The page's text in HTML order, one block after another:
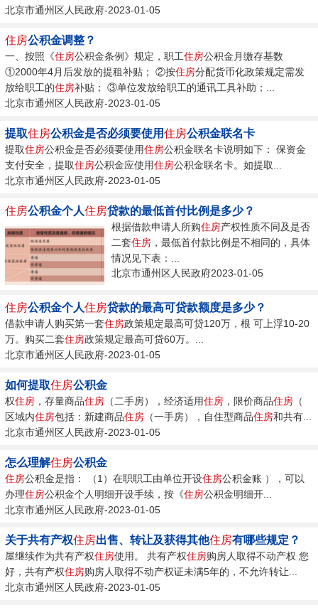
北京市通州区人民政府-2023-01-05
住房公积金调整？
一、按照《住房公积金条例》规定，职工住房公积金月缴存基数
①2000年4月后发放的提租补贴； ②按住房分配货币化政策规定需发
放给职工的住房补贴； ③单位发放给职工的通讯工具补助；...
北京市通州区人民政府-2023-01-05
提取住房公积金是否必须要使用住房公积金联名卡
提取住房公积金是否必须要使用住房公积金联名卡说明如下： 保资金
支付安全，提取住房公积金应使用住房公积金联名卡。如提取...
北京市通州区人民政府-2023-01-05
住房公积金个人住房贷款的最低首付比例是多少？
根据借款申请人所购住房产权性质不同及是否
二套住房 ，最低首付款比例是不相同的，具体
情况见下表：...
北京市通州区人民政府2023-01-05
住房公积金个人住房贷款的最高可贷款额度是多少？
借款申请人购买第一套住房政策规定最高可贷120万，根 可上浮10-20
万。购买二套住房政策规定最高可贷60万。...
北京市通州区人民政府-2023-01-05
如何提取住房公积金
权住房 ，存量商品住房 （二手房），经济适用住房 ，限价商品住房 （
区域内住房包括：新建商品住房 （一手房），自住型商品住房和共有...
北京市通州区人民政府-2023-01-05
怎么理解住房公积金
住房公积金是指： （1）在职职工由单位开设住房公积金账 ），可以
办理住房公积金个人明细开设手续，按《住房公积金明细开...
北京市通州区人民政府-2023-01-05
关于共有产权住房出售、转让及获得其他住房有哪些规定？
屋继续作为共有产权住房使用。 共有产权住房购房人取得不动产权 您
好，共有产权住房购房人取得不动产权证未满5年的，不允许转让...
北京市通州区人民政府-2023-01-05